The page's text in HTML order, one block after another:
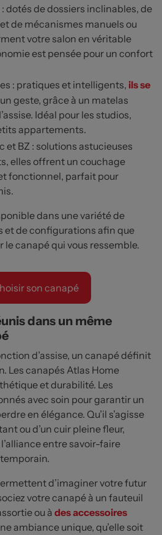
dotés de dossiers inclinables, de
de mécanismes manuels ou
votre salon en véritable
est pensée pour un confort
: pratiques et intelligents, ils se
geste, grâce à un matelas
Idéal pour les studios,
appartements.
BZ : solutions astucieuses
elles offrent un couchage
fonctionnel, parfait pour
dans une variété de
et de configurations afin que
le canapé qui vous ressemble.
dans un même
d’assise, un canapé définit
Les canapés Atlas Home
et durabilité. Les
avec soin pour garantir un
en élégance. Qu’il s’agisse
ou d’un cuir pleine fleur,
entre savoir-faire
d’imaginer votre futur
votre canapé à un fauteuil
ou àdes accessoires
ambiance unique, qu’elle soit